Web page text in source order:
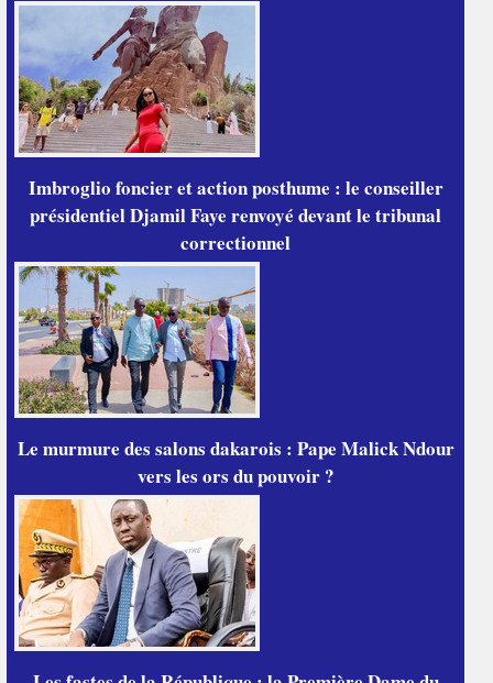
Imbroglio foncier et action posthume : le conseiller
présidentiel Djamil Faye renvoyé devant le tribunal
correctionnel
Le murmure des salons dakarois : Pape Malick Ndour
vers les ors du pouvoir ?